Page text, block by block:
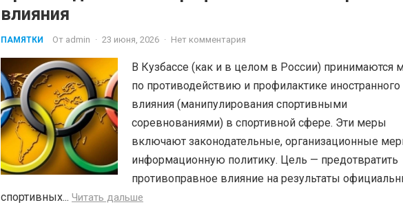
влияния
ПАМЯТКИ От admin · 23 июня, 2026 · Нет комментария
В Кузбассе (как и в целом в России) принимаются
по противодействию и профилактике иностранного
влияния (манипулирования спортивными
соревнованиями) в спортивной сфере. Эти меры
включают законодательные, организационные
информационную политику. Цель — предотвратить
противоправное влияние на результаты
спортивных... Читать дальше